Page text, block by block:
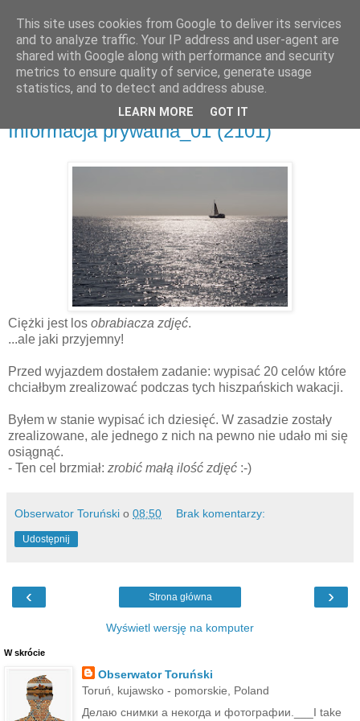
czwartek, 3 października 2019
Informacja prywatna_01 (2101)
Ciężki jest los obrabiacza zdjęć.
...ale jaki przyjemny!
Przed wyjazdem dostałem zadanie: wypisać 20 celów które
chciałbym zrealizować podczas tych hiszpańskich wakacji.
Byłem w stanie wypisać ich dziesięć. W zasadzie zostały
zrealizowane, ale jednego z nich na pewno nie udało mi się
osiągnąć.
- Ten cel brzmiał: zrobić małą ilość zdjęć :-)
Obserwator Toruński o 08:50 Brak komentarzy:
Udostępnij
‹ ›
Strona główna
Wyświetl wersję na komputer
W skrócie
Obserwator Toruński
Toruń, kujawsko - pomorskie, Poland
Делаю снимки а некогда и фотографии.___I take
This site uses cookies from Google to deliver its services
and to analyze traffic. Your IP address and user-agent are
shared with Google along with performance and security
metrics to ensure quality of service, generate usage
statistics, and to detect and address abuse.
LEARN MORE GOT IT